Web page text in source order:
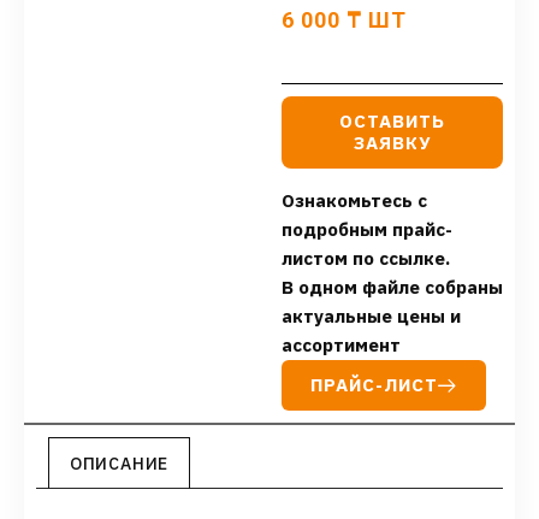
6 000 ₸ ШТ
ОСТАВИТЬ
ЗАЯВКУ
Ознакомьтесь с
подробным прайс-
листом по ссылке.
В одном файле собраны
актуальные цены и
ассортимент
ПРАЙС-ЛИСТ
ОПИСАНИЕ